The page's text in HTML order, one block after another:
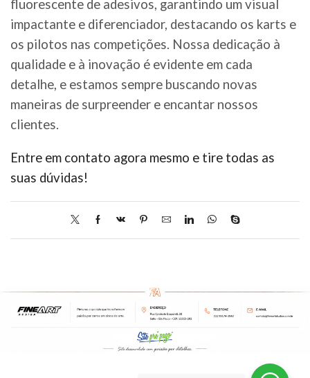
fluorescente de adesivos, garantindo um visual
impactante e diferenciador, destacando os karts e
os pilotos nas competições. Nossa dedicação à
qualidade e à inovação é evidente em cada
detalhe, e estamos sempre buscando novas
maneiras de surpreender e encantar nossos
clientes.
Entre em contato agora mesmo e tire todas as
suas dúvidas!